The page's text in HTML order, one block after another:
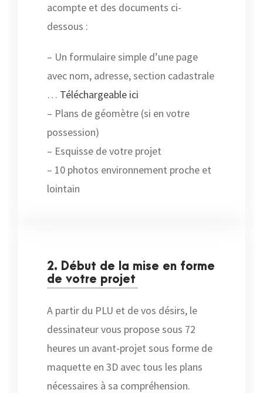
acompte et des documents ci-
dessous :
– Un formulaire simple d’une page
avec nom, adresse, section cadastrale
… Téléchargeable ici
– Plans de géomètre (si en votre
possession)
– Esquisse de votre projet
– 10 photos environnement proche et
lointain
2. Début de la mise en forme
de votre projet
A partir du PLU et de vos désirs, le
dessinateur vous propose sous 72
heures un avant-projet sous forme de
maquette en 3D avec tous les plans
nécessaires à sa compréhension.